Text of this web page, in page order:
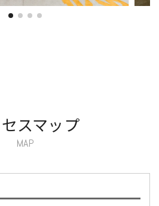
スマップ
MAP